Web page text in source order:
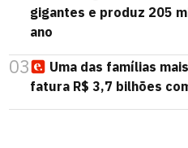
gigantes e produz 205
ano
03
Uma das famílias
fatura R$ 3,7 bilhões